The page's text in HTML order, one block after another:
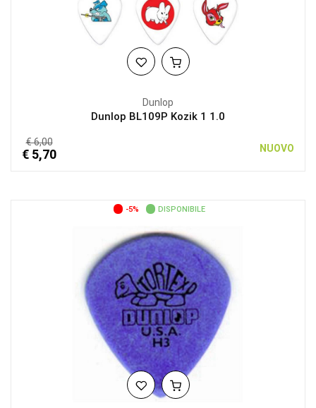
Dunlop
Dunlop BL109P Kozik 1 1.0
€ 6,00
€ 5,70 NUOVO
-5% DISPONIBILE